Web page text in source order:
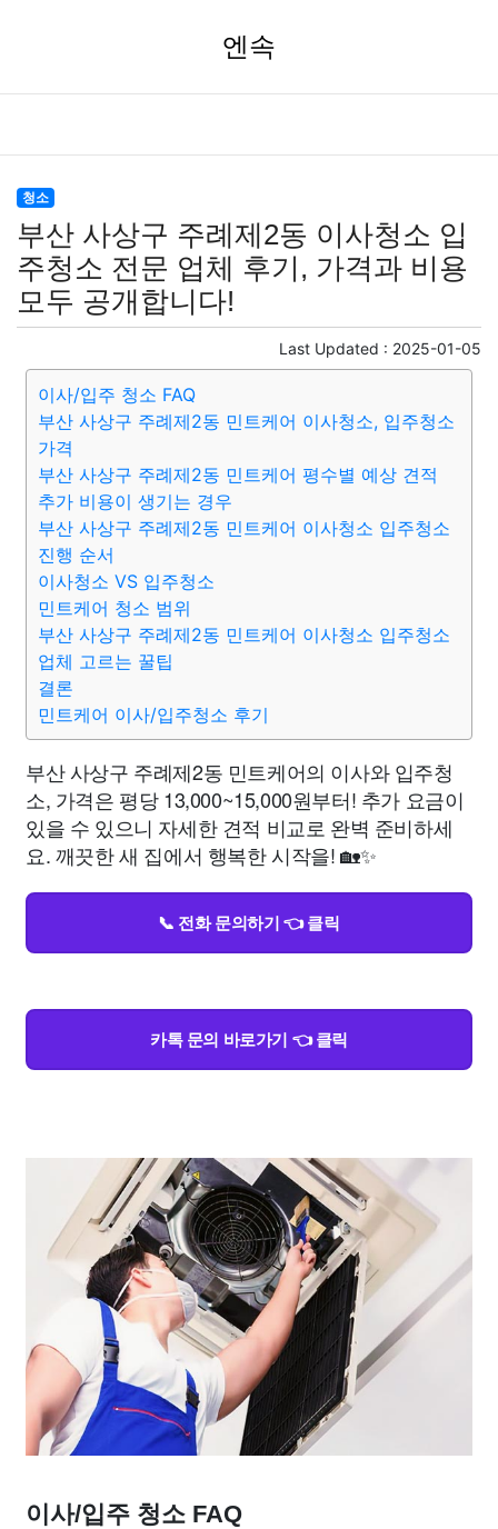
엔속
청소
부산 사상구 주례제2동 이사청소 입
주청소 전문 업체 후기, 가격과 비용
모두 공개합니다!
Last Updated : 2025-01-05
이사/입주 청소 FAQ
부산 사상구 주례제2동 민트케어 이사청소, 입주청소
가격
부산 사상구 주례제2동 민트케어 평수별 예상 견적
추가 비용이 생기는 경우
부산 사상구 주례제2동 민트케어 이사청소 입주청소
진행 순서
이사청소 VS 입주청소
민트케어 청소 범위
부산 사상구 주례제2동 민트케어 이사청소 입주청소
업체 고르는 꿀팁
결론
민트케어 이사/입주청소 후기
부산 사상구 주례제2동 민트케어의 이사와 입주청
소, 가격은 평당 13,000~15,000원부터! 추가 요금이
있을 수 있으니 자세한 견적 비교로 완벽 준비하세
요. 깨끗한 새 집에서 행복한 시작을! 🏡✨
📞 전화 문의하기 👈 클릭
카톡 문의 바로가기 👈 클릭
이사/입주 청소 FAQ